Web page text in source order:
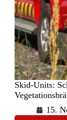
Skid-Units:
15.